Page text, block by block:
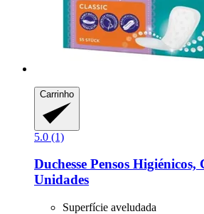
Carrinho
5.0 (1)
Duchesse Pensos Higiénicos,
Unidades
Superfície aveludada